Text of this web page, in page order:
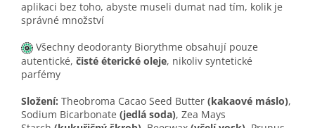
aplikaci bez toho, abyste museli dumat nad tím, kolik je
správné množství
Všechny deodoranty Biorythme obsahují pouze
autentické, čisté éterické oleje, nikoliv syntetické
parfémy
Složení: Theobroma Cacao Seed Butter (kakaové máslo),
Sodium Bicarbonate (jedlá soda), Zea Mays